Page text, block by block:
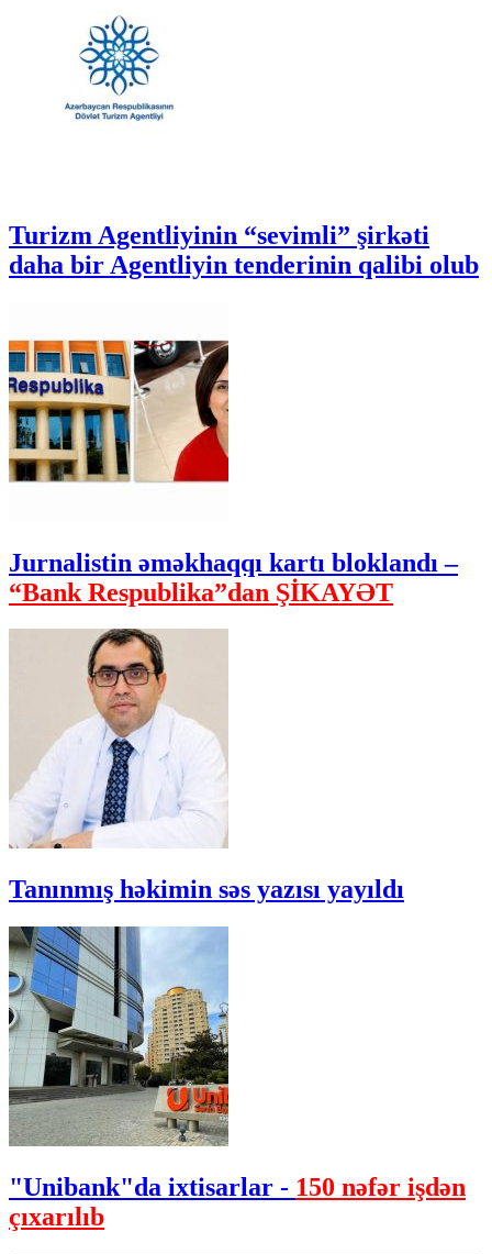
Turizm Agentliyinin “sevimli” şirkəti
daha bir Agentliyin tenderinin qalibi olub
Jurnalistin əməkhaqqı kartı bloklandı –
“Bank Respublika”dan ŞİKAYƏT
Tanınmış həkimin səs yazısı yayıldı
"Unibank"da ixtisarlar - 150 nəfər işdən
çıxarılıb